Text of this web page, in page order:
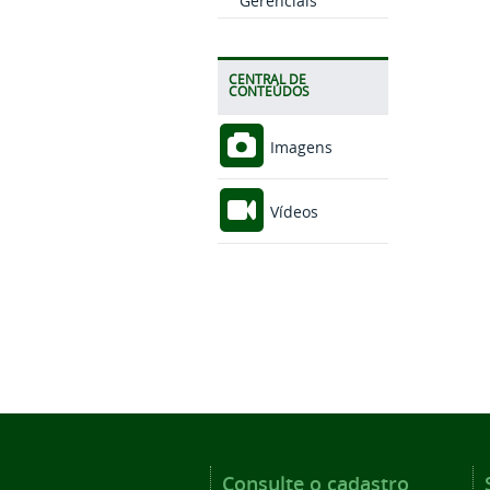
CENTRAL DE
CONTEÚDOS
Imagens
Vídeos
Consulte o cadastro